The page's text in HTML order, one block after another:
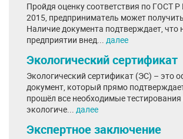
Пройдя оценку соответствия по ГОСТ
2015, предприниматель может
Наличие документа подтверждает, что
предприятии внед... далее
Экологический сертификат
Экологический сертификат (ЭС) – это
документ, который прямо
прошёл все необходимые тестирования
экологиче... далее
Экспертное заключение